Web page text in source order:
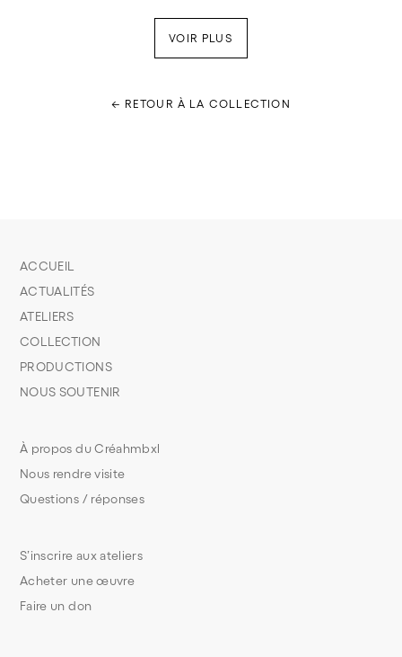
VOIR PLUS
← RETOUR À LA COLLECTION
S’inscrire aux ateliers
Acheter une œuvre
Faire un don
À propos du Créahmbxl
Nous rendre visite
Questions / réponses
ACCUEIL
ACTUALITÉS
ATELIERS
COLLECTION
PRODUCTIONS
NOUS SOUTENIR